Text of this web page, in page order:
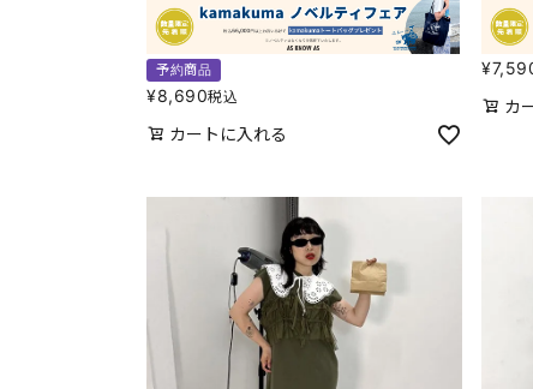
予約商品
¥8,690税込
カートに入れる
¥
カ